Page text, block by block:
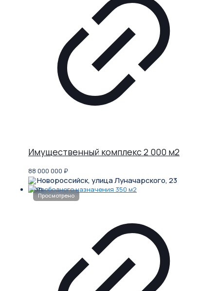
Имущественный комплекс 2 000 м2
88 000 000 ₽
Новороссийск, улица Луначарского, 23